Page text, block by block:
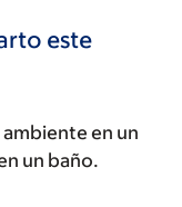
este
en un
un baño.